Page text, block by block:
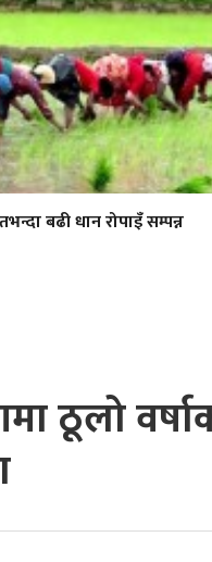
बढी धान रोपाइँ सम्पन्न
ठूलो